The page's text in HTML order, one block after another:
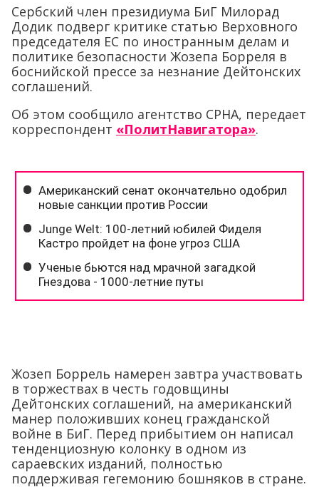
Сербский член президиума БиГ Милорад
Додик подверг критике статью Верховного
председателя ЕС по иностранным делам и
политике безопасности Жозепа Борреля в
боснийской прессе за незнание Дейтонских
соглашений.
Об этом сообщило агентство СРНА, передает
корреспондент «ПолитНавигатора».
Жозеп Боррель намерен завтра участвовать
в торжествах в честь годовщины
Дейтонских соглашений, на американский
манер положивших конец гражданской
войне в БиГ. Перед прибытием он написал
тенденциозную колонку в одном из
сараевских изданий, полностью
поддерживая гегемонию бошняков в стране.